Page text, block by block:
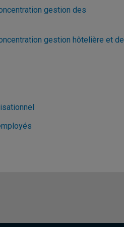
gestion des
gestion hôtelière et de